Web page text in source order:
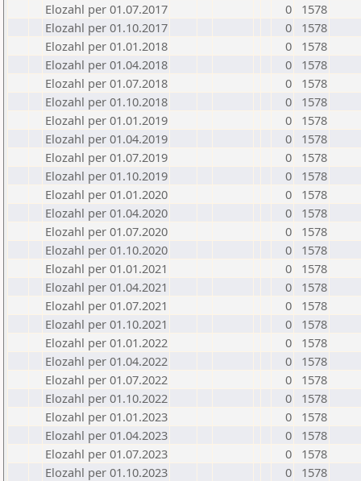
Elozahl per 01.07.2017
0
1578
Elozahl per 01.10.2017
0
1578
Elozahl per 01.01.2018
0
1578
Elozahl per 01.04.2018
0
1578
Elozahl per 01.07.2018
0
1578
Elozahl per 01.10.2018
0
1578
Elozahl per 01.01.2019
0
1578
Elozahl per 01.04.2019
0
1578
Elozahl per 01.07.2019
0
1578
Elozahl per 01.10.2019
0
1578
Elozahl per 01.01.2020
0
1578
Elozahl per 01.04.2020
0
1578
Elozahl per 01.07.2020
0
1578
Elozahl per 01.10.2020
0
1578
Elozahl per 01.01.2021
0
1578
Elozahl per 01.04.2021
0
1578
Elozahl per 01.07.2021
0
1578
Elozahl per 01.10.2021
0
1578
Elozahl per 01.01.2022
0
1578
Elozahl per 01.04.2022
0
1578
Elozahl per 01.07.2022
0
1578
Elozahl per 01.10.2022
0
1578
Elozahl per 01.01.2023
0
1578
Elozahl per 01.04.2023
0
1578
Elozahl per 01.07.2023
0
1578
Elozahl per 01.10.2023
0
1578